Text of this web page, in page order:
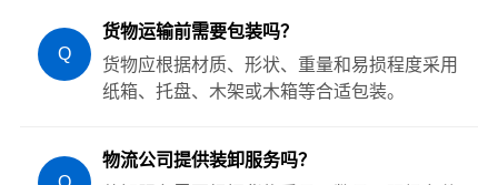
Q
货物运输前需要包装吗？
货物应根据材质、形状、重量和易损程度采用
纸箱、托盘、木架或木箱等合适包装。
物流公司提供装卸服务吗？